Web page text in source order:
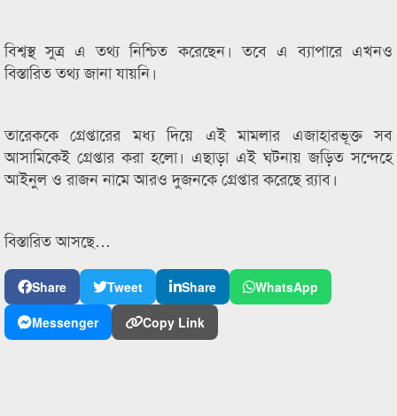
বিশ্বস্থ সুত্র এ তথ্য নিশ্চিত করেছেন। তবে এ ব্যাপারে এখনও
বিস্তারিত তথ্য জানা যায়নি।
তারেককে গ্রেপ্তারের মধ্য দিয়ে এই মামলার এজাহারভূক্ত সব
আসামিকেই গ্রেপ্তার করা হলো। এছাড়া এই ঘটনায় জড়িত সন্দেহে
আইনুল ও রাজন নামে আরও দুজনকে গ্রেপ্তার করেছে র‌্যাব।
বিস্তারিত আসছে…
Share Tweet Share
WhatsApp
Messenger
Copy Link